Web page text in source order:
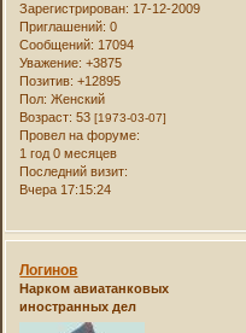
Зарегистрирован: 17-12-2009
Приглашений: 0
Сообщений: 17094
Уважение: +3875
Позитив: +12895
Пол: Женский
Возраст: 53[1973-03-07]
Провел на форуме:
1 год 0 месяцев
Последний визит:
Вчера 17:15:24
Логинов
Нарком авиатанковых
иностранных дел